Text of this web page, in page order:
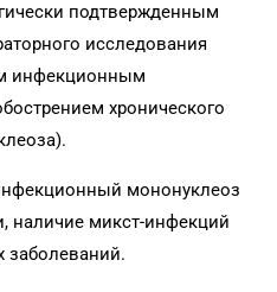
подтвержденным
исследования
инфекционным
хронического
мононуклеоз
наличие микст-инфекций
заболеваний.